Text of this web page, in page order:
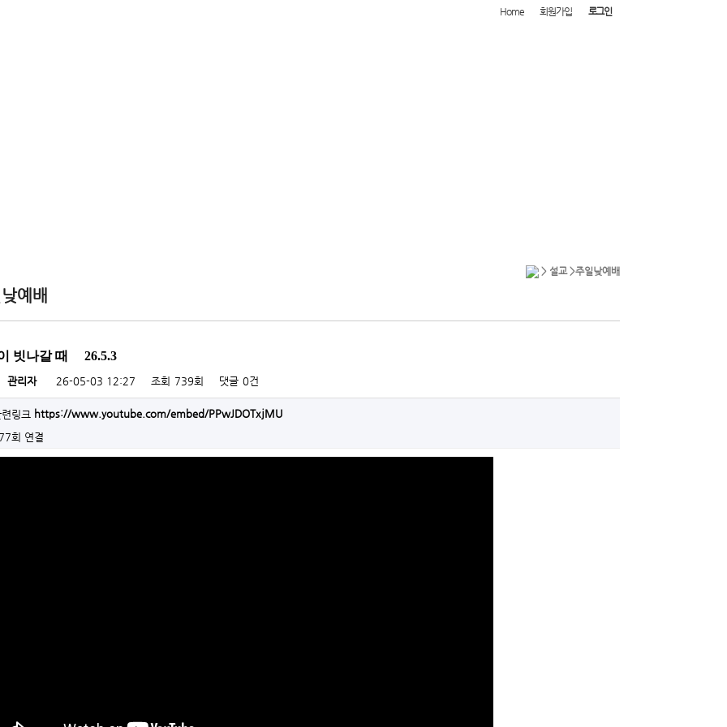
Home 회원가입 로그인
> 설교 >주일낮예배
예배
빗나갈 때 26.5.3
관리자 26-05-03 12:27 조회 739회 댓글 0건
https://www.youtube.com/embed/PPwJDOTxjMU
회 연결